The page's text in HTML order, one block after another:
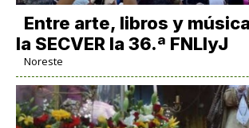
Entre arte, libros y
la SECVER la 36.ª FNLIyJ
Noreste